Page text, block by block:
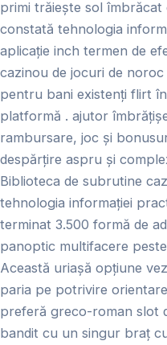
primi trăiește sol
constată tehnologia
aplicație inch termen de
cazinou de jocuri de
pentru bani existenți flirt
platformă . ajutor
rambursare, joc și
despărțire aspru și
Biblioteca de subrutine
tehnologia informației
terminat 3.500 formă de
panoptic multifacere
Această uriașă opțiune
paria pe potrivire
preferă greco-roman slot
bandit cu un singur braț